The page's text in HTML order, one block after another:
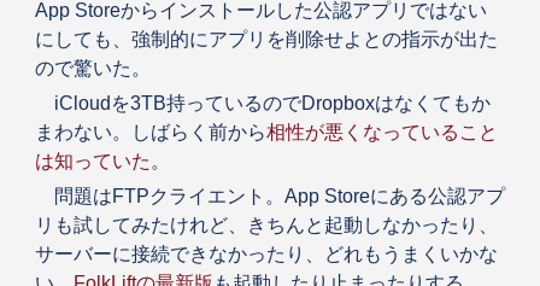
App Storeからインストールした公認アプリではない
にしても、強制的にアプリを削除せよとの指示が出た
ので驚いた。
iCloudを3TB持っているのでDropboxはなくてもか
まわない。しばらく前から相性が悪くなっていること
は知っていた 。
問題はFTPクライエント。App Storeにある公認アプ
リも試してみたけれど、きちんと起動しなかったり、
サーバーに接続できなかったり、どれもうまくいかな